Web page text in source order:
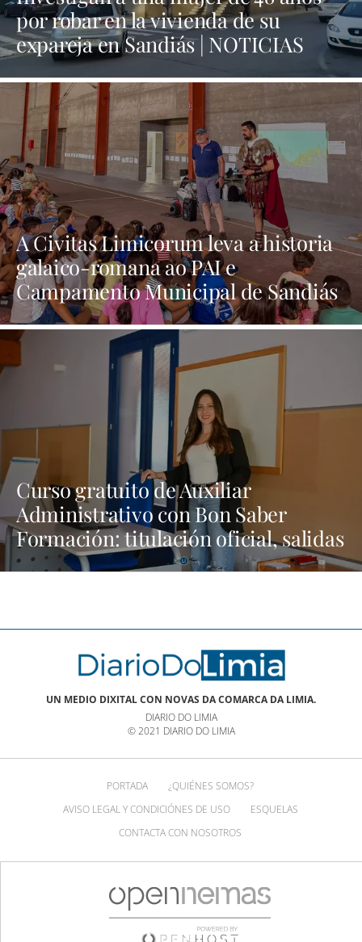
por robar en la vivienda de su
expareja en Sandiás | NOTICIAS
XINZO
A Civitas Limicorum leva a historia
galaico-romana ao PAI e
Campamento Municipal de Sandiás
| NOTICIAS XINZO
Curso gratuito de Auxiliar
Administrativo con Bon Saber
Formación: titulación oficial, salidas
laborales y transporte gratis |
UN MEDIO DIXITAL CON NOVAS DA COMARCA DA LIMIA.
DIARIO DO LIMIA
© 2021 DIARIO DO LIMIA
PORTADA
¿QUIÉNES SOMOS?
AVISO LEGAL Y CONDICIÓNES DE USO
ESQUELAS
CONTACTA CON NOSOTROS